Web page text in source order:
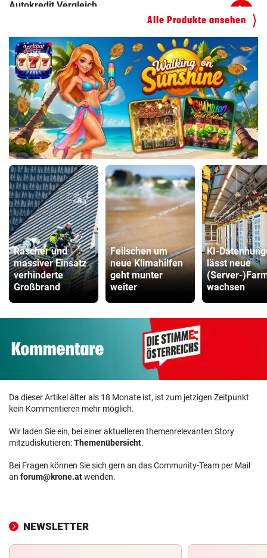
Alle Produkte ansehen
Rascher und
massiver Einsatz
verhinderte
Großbrand
Feilschen um
neue Klimahilfen
geht munter
weiter
KI-
lässt neue
(Server-
wachsen
Da dieser Artikel älter als 18 Monate ist, ist zum jetzigen Zeitpunkt
kein Kommentieren mehr möglich.
Wir laden Sie ein, bei einer aktuelleren themenrelevanten Story
mitzudiskutieren:Themenübersicht.
Bei Fragen können Sie sich gern an das Community-Team per Mail
an forum@krone.atwenden.
NEWSLETTER